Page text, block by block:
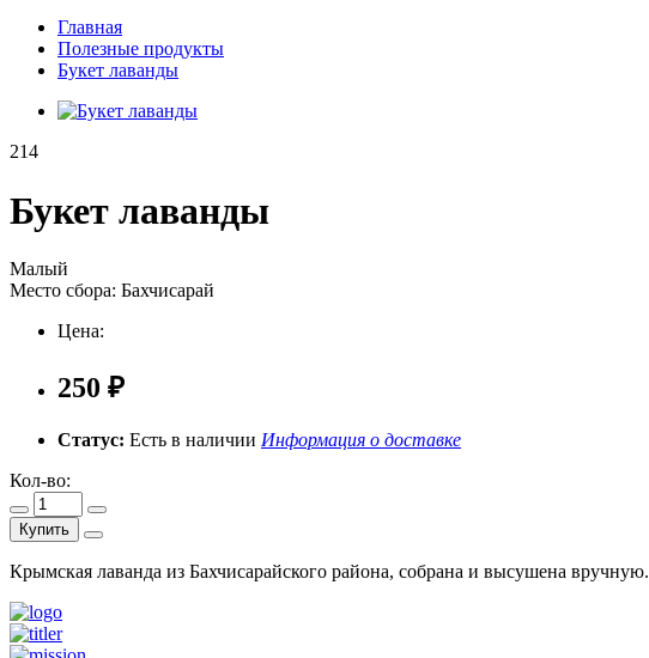
Главная
Полезные продукты
Букет лаванды
214
Букет лаванды
Малый
Место сбора: Бахчисарай
Цена:
250 ₽
Статус: Есть в наличии Информация о доставке
Кол-во:
Купить
Крымская лаванда из Бахчисарайского района, собрана и высушена вручную.